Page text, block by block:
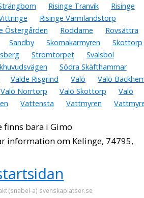
Risinge Tranvik
Risinge
Risinge Värmlandstorp
Östergården Roddarne
Rovsättra
Sandby Skomakarmyren
Skottorp
Strömtorpet
Svalsbol
Södra Skäfthammar
Valde Risgrind Valö
Valö
Valö Norrtorp Valö Skottorp
Valö
Vattensta Vattmyren
finns bara i Gimo
information om Kelinge, 74795,
(snabel-a) svenskaplatser.se